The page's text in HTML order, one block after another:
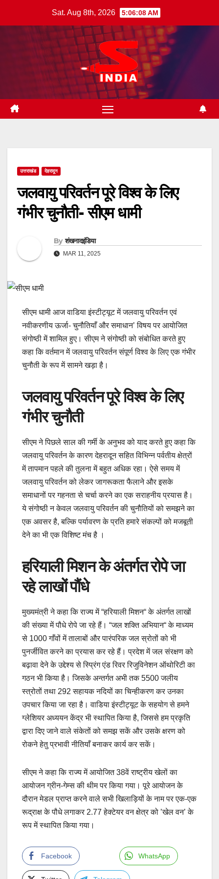
Sat. Aug 8th, 2026 5:06:09 AM
उत्तराखंड देहरादून
जलवायु परिवर्तन पूरे विश्व के लिए
गंभीर चुनौती- सीएम धामी
By शंखनादइंडिया
MAR 11, 2025
सीएम धामी आज वाडिया इंस्टीट्यूट में जलवायु परिवर्तन एवं
नवीकरणीय ऊर्जा- चुनौतियाँ और समाधान’ विषय पर आयोजित
संगोष्ठी में शामिल हुए। सीएम ने संगोष्ठी को संबोधित करते हुए
कहा कि वर्तमान में जलवायु परिवर्तन संपूर्ण विश्व के लिए एक गंभीर
चुनौती के रूप में सामने खड़ा है।
जलवायु परिवर्तन पूरे विश्व के लिए
गंभीर चुनौती
सीएम ने पिछले साल की गर्मी के अनुभव को याद करते हुए कहा कि
जलवायु परिवर्तन के कारण देहरादून सहित विभिन्न पर्वतीय क्षेत्रों
में तापमान पहले की तुलना में बहुत अधिक रहा। ऐसे समय में
जलवायु परिवर्तन को लेकर जागरूकता फैलाने और इसके
समाधानों पर गहनता से चर्चा करने का एक सराहनीय प्रयास है।
ये संगोष्ठी न केवल जलवायु परिवर्तन की चुनौतियों को समझने का
एक अवसर है, बल्कि पर्यावरण के प्रति हमारे संकल्पों को मजबूती
देने का भी एक विशिष्ट मंच है ।
हरियाली मिशन के अंतर्गत रोपे जा
रहे लाखों पौंधे
मुख्यमंत्री ने कहा कि राज्य में “हरियाली मिशन“ के अंतर्गत लाखों
की संख्या में पौधे रोपे जा रहे हैं। “जल शक्ति अभियान“ के माध्यम
से 1000 गाँवों में तालाबों और पारंपरिक जल स्रोतों को भी
पुनर्जीवित करने का प्रयास कर रहे हैं। प्रदेश में जल संरक्षण को
बढ़ावा देने के उद्देश्य से स्प्रिंग एंड रिवर रिजुविनेशन ऑथोरिटी का
गठन भी किया है। जिसके अन्तर्गत अभी तक 5500 जलीय
स्त्रोतों तथा 292 सहायक नदियों का चिन्हीकरण कर उनका
उपचार किया जा रहा है। वाडिया इंस्टीट्यूट के सहयोग से हमने
ग्लेशियर अध्ययन केंद्र भी स्थापित किया है, जिससे हम प्रकृति
द्वारा दिए जाने वाले संकेतों को समझ सकें और उसके क्षरण को
रोकने हेतु प्रभावी नीतियाँ बनाकर कार्य कर सकें।
सीएम ने कहा कि राज्य में आयोजित 38वें राष्ट्रीय खेलों का
आयोजन ग्रीन-गेम्स की थीम पर किया गया। पूरे आयोजन के
दौरान मेडल प्राप्त करने वाले सभी खिलाड़ियों के नाम पर एक-एक
रूद्राक्ष के पौधे लगाकर 2.77 हेक्टेयर वन क्षेत्र को ’खेल वन’ के
रूप में स्थापित किया गया।
Facebook WhatsApp